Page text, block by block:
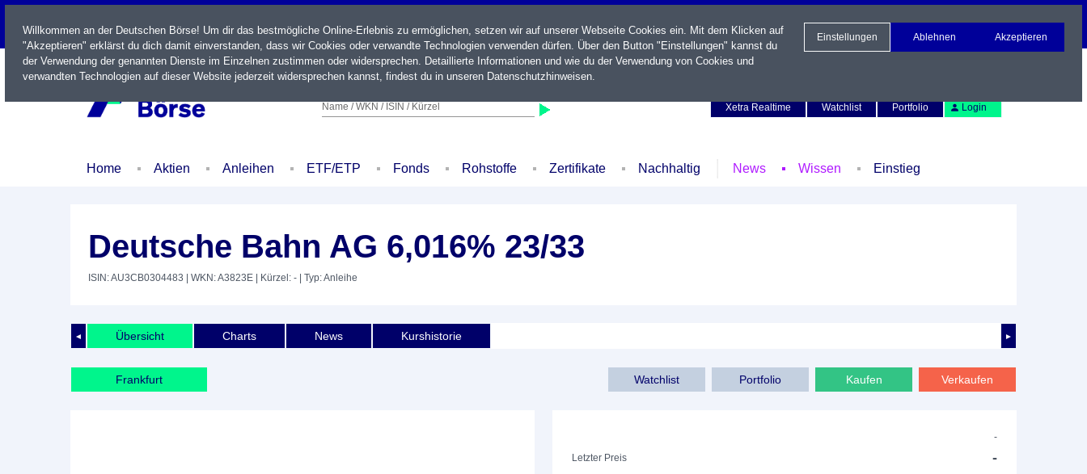
LIVE
Name / WKN / ISIN / Kürzel
Xetra Realtime
Watchlist Portfolio Login
Home Aktien Anleihen ETF/ETP Fonds Rohstoffe Zertifikate Nachhaltig News Wissen Einstieg
Deutsche Bahn AG 6,016% 23/33
ISIN: AU3CB0304483 | WKN: A3823E | Kürzel: - | Typ: Anleihe
◄ ►
Übersicht Charts News Kurshistorie
Frankfurt Verkaufen
Kaufen
Portfolio
Watchlist
-
Letzter Preis
-
Willkommen an der Deutschen Börse! Um dir das bestmögliche Online-Erlebnis zu ermöglichen, setzen wir auf unserer Webseite Cookies ein. Mit dem Klicken auf
"Akzeptieren" erklärst du dich damit einverstanden, dass wir Cookies oder verwandte Technologien verwenden dürfen. Über den Button "Einstellungen" kannst du
der Verwendung der genannten Dienste im Einzelnen zustimmen oder widersprechen. Detaillierte Informationen und wie du der Verwendung von Cookies und
verwandten Technologien auf dieser Website jederzeit widersprechen kannst, findest du in unseren Datenschutzhinweisen.
Einstellungen Ablehnen Akzeptieren